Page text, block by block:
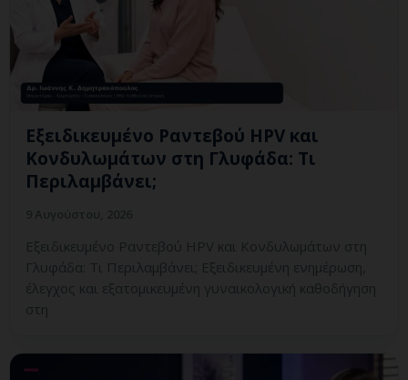
Εξειδικευμένο Ραντεβού HPV και
Κονδυλωμάτων στη Γλυφάδα: Τι
Περιλαμβάνει;
Εξειδικευμένο Ραντεβού HPV και Κονδυλωμάτων στη
Γλυφάδα: Τι Περιλαμβάνει; Εξειδικευμένη ενημέρωση,
έλεγχος και εξατομικευμένη γυναικολογική καθοδήγηση
στη